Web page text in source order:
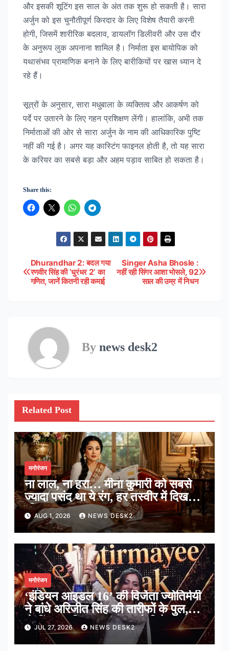
और इसकी शूटिंग इस साल के अंत तक शुरू हो सकती है। सारा
अर्जुन को इस चुनौतीपूर्ण किरदार के लिए विशेष तैयारी करनी
होगी, जिसमें शारीरिक बदलाव, डायलॉग डिलीवरी और उस दौर
के अनुरूप लुक अपनाना शामिल है। निर्माता इस बायोपिक को
यथासंभव प्रामाणिक बनाने के लिए बारीकियों पर खास ध्यान दे
रहे हैं।
सूत्रों के अनुसार, सारा मधुबाला के व्यक्तित्व और आकर्षण को
पर्दे पर उतारने के लिए गहन प्रशिक्षण लेंगी। हालांकि, अभी तक
निर्माताओं की ओर से सारा अर्जुन के नाम की आधिकारिक पुष्टि
नहीं की गई है। अगर यह कास्टिंग फाइनल होती है, तो यह सारा
के करियर का सबसे बड़ा और अहम पड़ाव साबित हो सकता है।
Share this:
Post
navigation
Singer Asha Bhosle :
नहीं रही सिंगर आशा भोसले, 92
साल की उम्र में निधन
Dhurandhar 2: बदल गया
रणवीर सिंह की ‘धुरंधर 2’ का
गणित, जानें कितनी रही कमाई
By news desk2
Related Post
मनोरंजन
ना लाल, ना हरा… मीना कुमारी को सबसे
ज्यादा पसंद था ये रंग, हर तस्वीर में दिखती
थी झलक
AUG 1, 2026 NEWS DESK2
मनोरंजन
‘इंडियन आइडल 16’ की विजेता ज्योतिर्मयी
ने बांधे अरिजीत सिंह की तारीफों के पुल,
बोलीं-‘उनकी आवाज सुकून देती है’
JUL 27, 2026 NEWS DESK2